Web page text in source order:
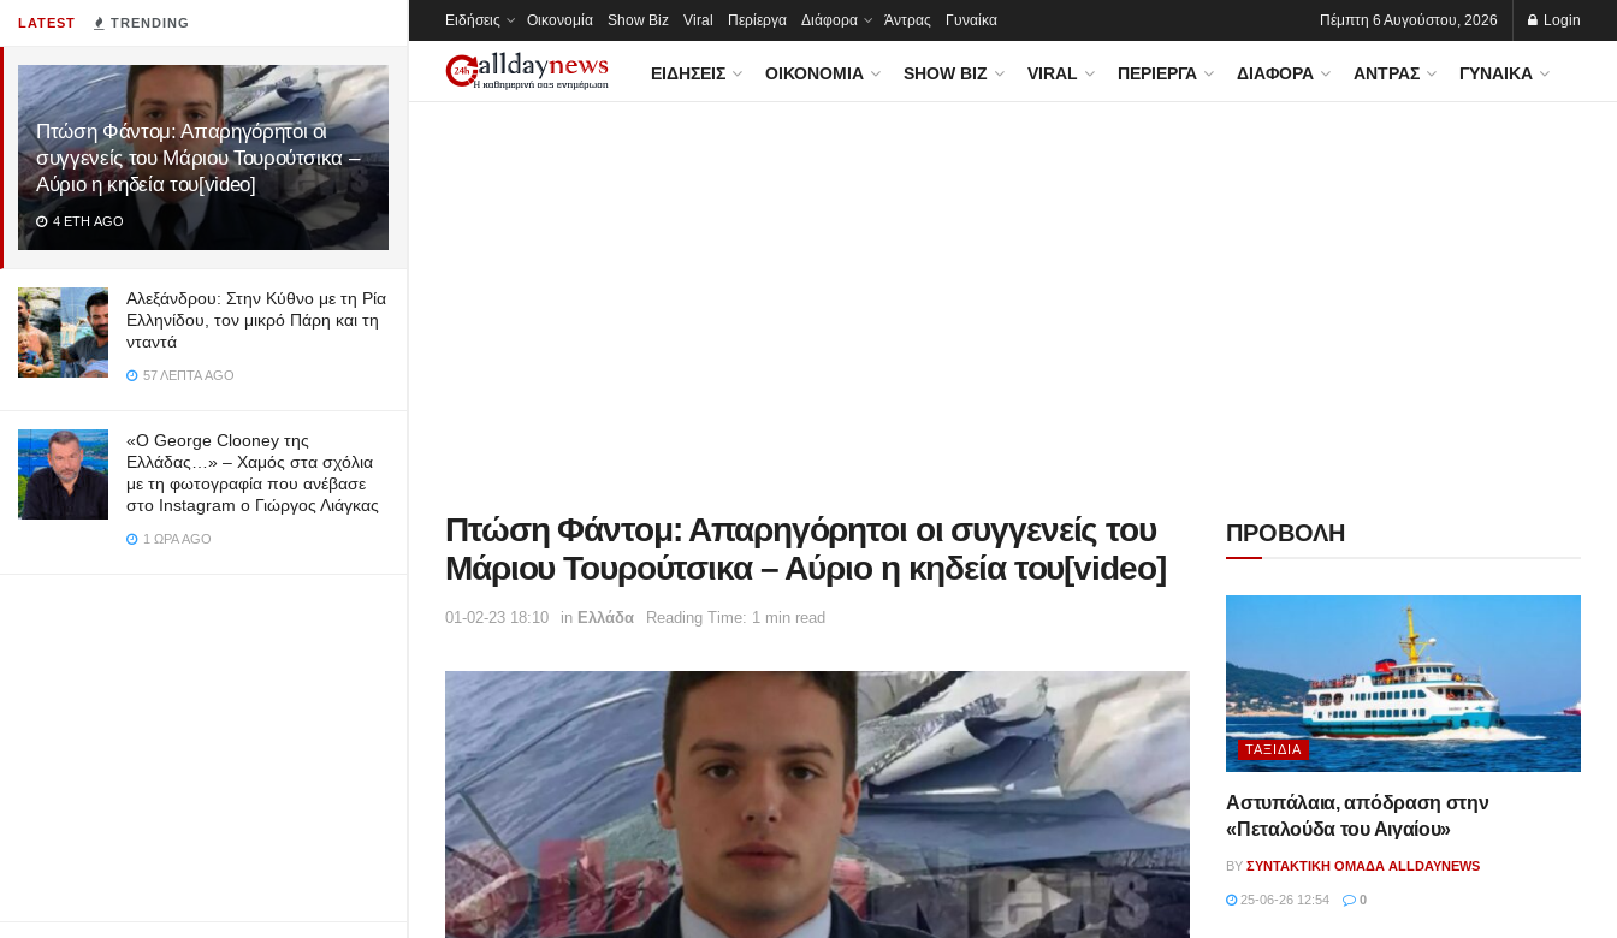
LATEST TRENDING
Πτώση Φάντομ: Απαρηγόρητοι οι
συγγενείς του Μάριου Τουρούτσικα –
Αύριο η κηδεία του[video]
4 ΈΤΗ AGO
Αλεξάνδρου: Στην Κύθνο με τη Ρία
Ελληνίδου, τον μικρό Πάρη και τη
νταντά
57 ΛΕΠΤΆ AGO
«Ο George Clooney της
Ελλάδας…» – Χαμός στα σχόλια
με τη φωτογραφία που ανέβασε
στο Instagram ο Γιώργος Λιάγκας
1 ΏΡΑ AGO
Ειδήσεις Οικονομία Show Biz Viral Περίεργα Διάφορα Άντρας Γυναίκα Πέμπτη 6 Αυγούστου, 2026 Login
ΕΙΔΉΣΕΙΣ ΟΙΚΟΝΟΜΊΑ SHOW BIZ VIRAL ΠΕΡΊΕΡΓΑ ΔΙΆΦΟΡΑ ΆΝΤΡΑΣ ΓΥΝΑΊΚΑ
Πτώση Φάντομ: Απαρηγόρητοι οι συγγενείς του
Μάριου Τουρούτσικα – Αύριο η κηδεία του[video]
01-02-23 18:10 in Ελλάδα Reading Time: 1 min read
ΠΡΟΒΟΛΗ
ΤΑΞΊΔΙΑ
Αστυπάλαια, απόδραση στην
«Πεταλούδα του Αιγαίου»
BY ΣΥΝΤΑΚΤΙΚΉ ΟΜΆΔΑ ALLDAYNEWS
25-06-26 12:54 0